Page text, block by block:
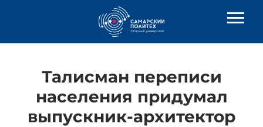
Талисман переписи
населения придумал
выпускник-архитектор